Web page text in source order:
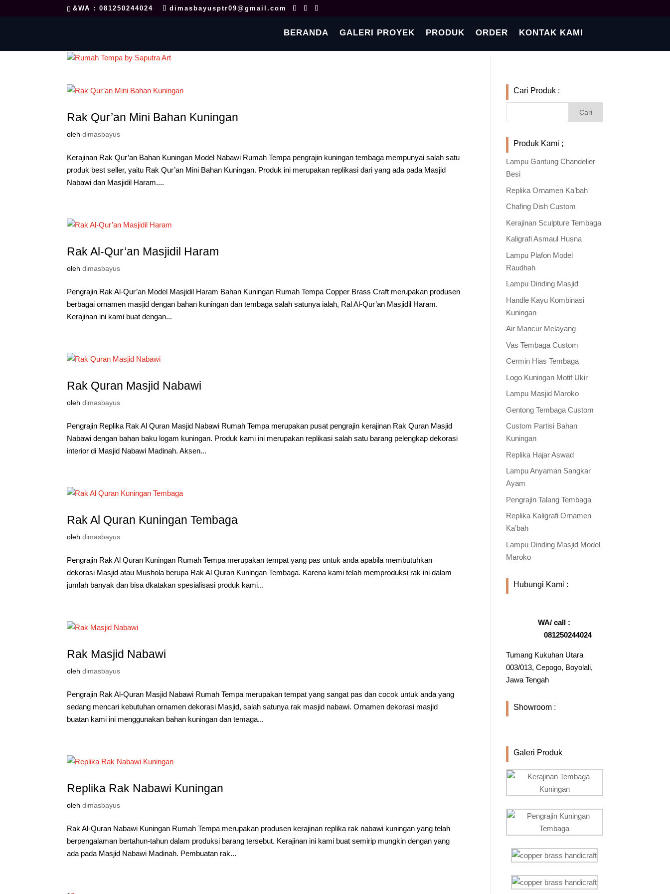
&WA : 081250244024 dimasbayusptr09@gmail.com
BERANDA GALERI PROYEK PRODUK ORDER KONTAK KAMI
Rak Qur’an Mini Bahan Kuningan
olehdimasbayus
Kerajinan Rak Qur’an Bahan Kuningan Model Nabawi Rumah Tempa pengrajin kuningan tembaga mempunyai salah satu
produk best seller, yaitu Rak Qur’an Mini Bahan Kuningan. Produk ini merupakan replikasi dari yang ada pada Masjid
Nabawi dan Masjidil Haram....
Rak Al-Qur’an Masjidil Haram
olehdimasbayus
Pengrajin Rak Al-Qur’an Model Masjidil Haram Bahan Kuningan Rumah Tempa Copper Brass Craft merupakan produsen
berbagai ornamen masjid dengan bahan kuningan dan tembaga salah satunya ialah, Ral Al-Qur’an Masjidil Haram.
Kerajinan ini kami buat dengan...
Rak Quran Masjid Nabawi
olehdimasbayus
Pengrajin Replika Rak Al Quran Masjid Nabawi Rumah Tempa merupakan pusat pengrajin kerajinan Rak Quran Masjid
Nabawi dengan bahan baku logam kuningan. Produk kami ini merupakan replikasi salah satu barang pelengkap dekorasi
interior di Masjid Nabawi Madinah. Aksen...
Rak Al Quran Kuningan Tembaga
olehdimasbayus
Pengrajin Rak Al Quran Kuningan Rumah Tempa merupakan tempat yang pas untuk anda apabila membutuhkan
dekorasi Masjid atau Mushola berupa Rak Al Quran Kuningan Tembaga. Karena kami telah memproduksi rak ini dalam
jumlah banyak dan bisa dkatakan spesialisasi produk kami...
Rak Masjid Nabawi
olehdimasbayus
Pengrajin Rak Al-Quran Masjid Nabawi Rumah Tempa merupakan tempat yang sangat pas dan cocok untuk anda yang
sedang mencari kebutuhan ornamen dekorasi Masjid, salah satunya rak masjid nabawi. Ornamen dekorasi masjid
buatan kami ini menggunakan bahan kuningan dan temaga...
Replika Rak Nabawi Kuningan
olehdimasbayus
Rak Al-Quran Nabawi Kuningan Rumah Tempa merupakan produsen kerajinan replika rak nabawi kuningan yang telah
berpengalaman bertahun-tahun dalam produksi barang tersebut. Kerajinan ini kami buat semirip mungkin dengan yang
ada pada Masjid Nabawi Madinah. Pembuatan rak...
Cari Produk :
Produk Kami ;
Lampu Gantung Chandelier
Besi
Replika Ornamen Ka’bah
Chafing Dish Custom
Kerajinan Sculpture Tembaga
Kaligrafi Asmaul Husna
Lampu Plafon Model
Raudhah
Lampu Dinding Masjid
Handle Kayu Kombinasi
Kuningan
Air Mancur Melayang
Vas Tembaga Custom
Cermin Hias Tembaga
Logo Kuningan Motif Ukir
Lampu Masjid Maroko
Gentong Tembaga Custom
Custom Partisi Bahan
Kuningan
Replika Hajar Aswad
Lampu Anyaman Sangkar
Ayam
Pengrajin Talang Tembaga
Replika Kaligrafi Ornamen
Ka’bah
Lampu Dinding Masjid Model
Maroko
Hubungi Kami :
WA/ call :
081250244024
Tumang Kukuhan Utara
003/013, Cepogo, Boyolali,
Jawa Tengah
Showroom :
Galeri Produk